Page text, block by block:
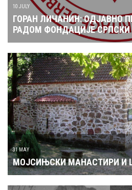
10 JULY
ГОРАН ЛИЧАНИН: ОДЈАВНО
РАДОМ ФОНДАЦИЈЕ СРПСКИ
31 MAY
МОЈСИЊСКИ МАНАСТИРИ И